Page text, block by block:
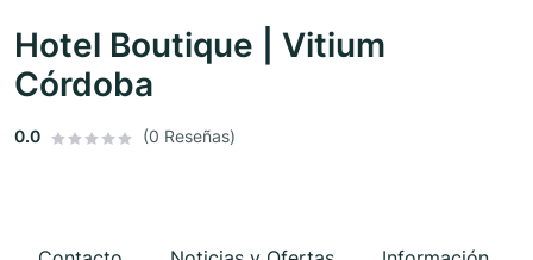
Hotel Boutique | Vitium
Córdoba
0.0 (0 Reseñas)